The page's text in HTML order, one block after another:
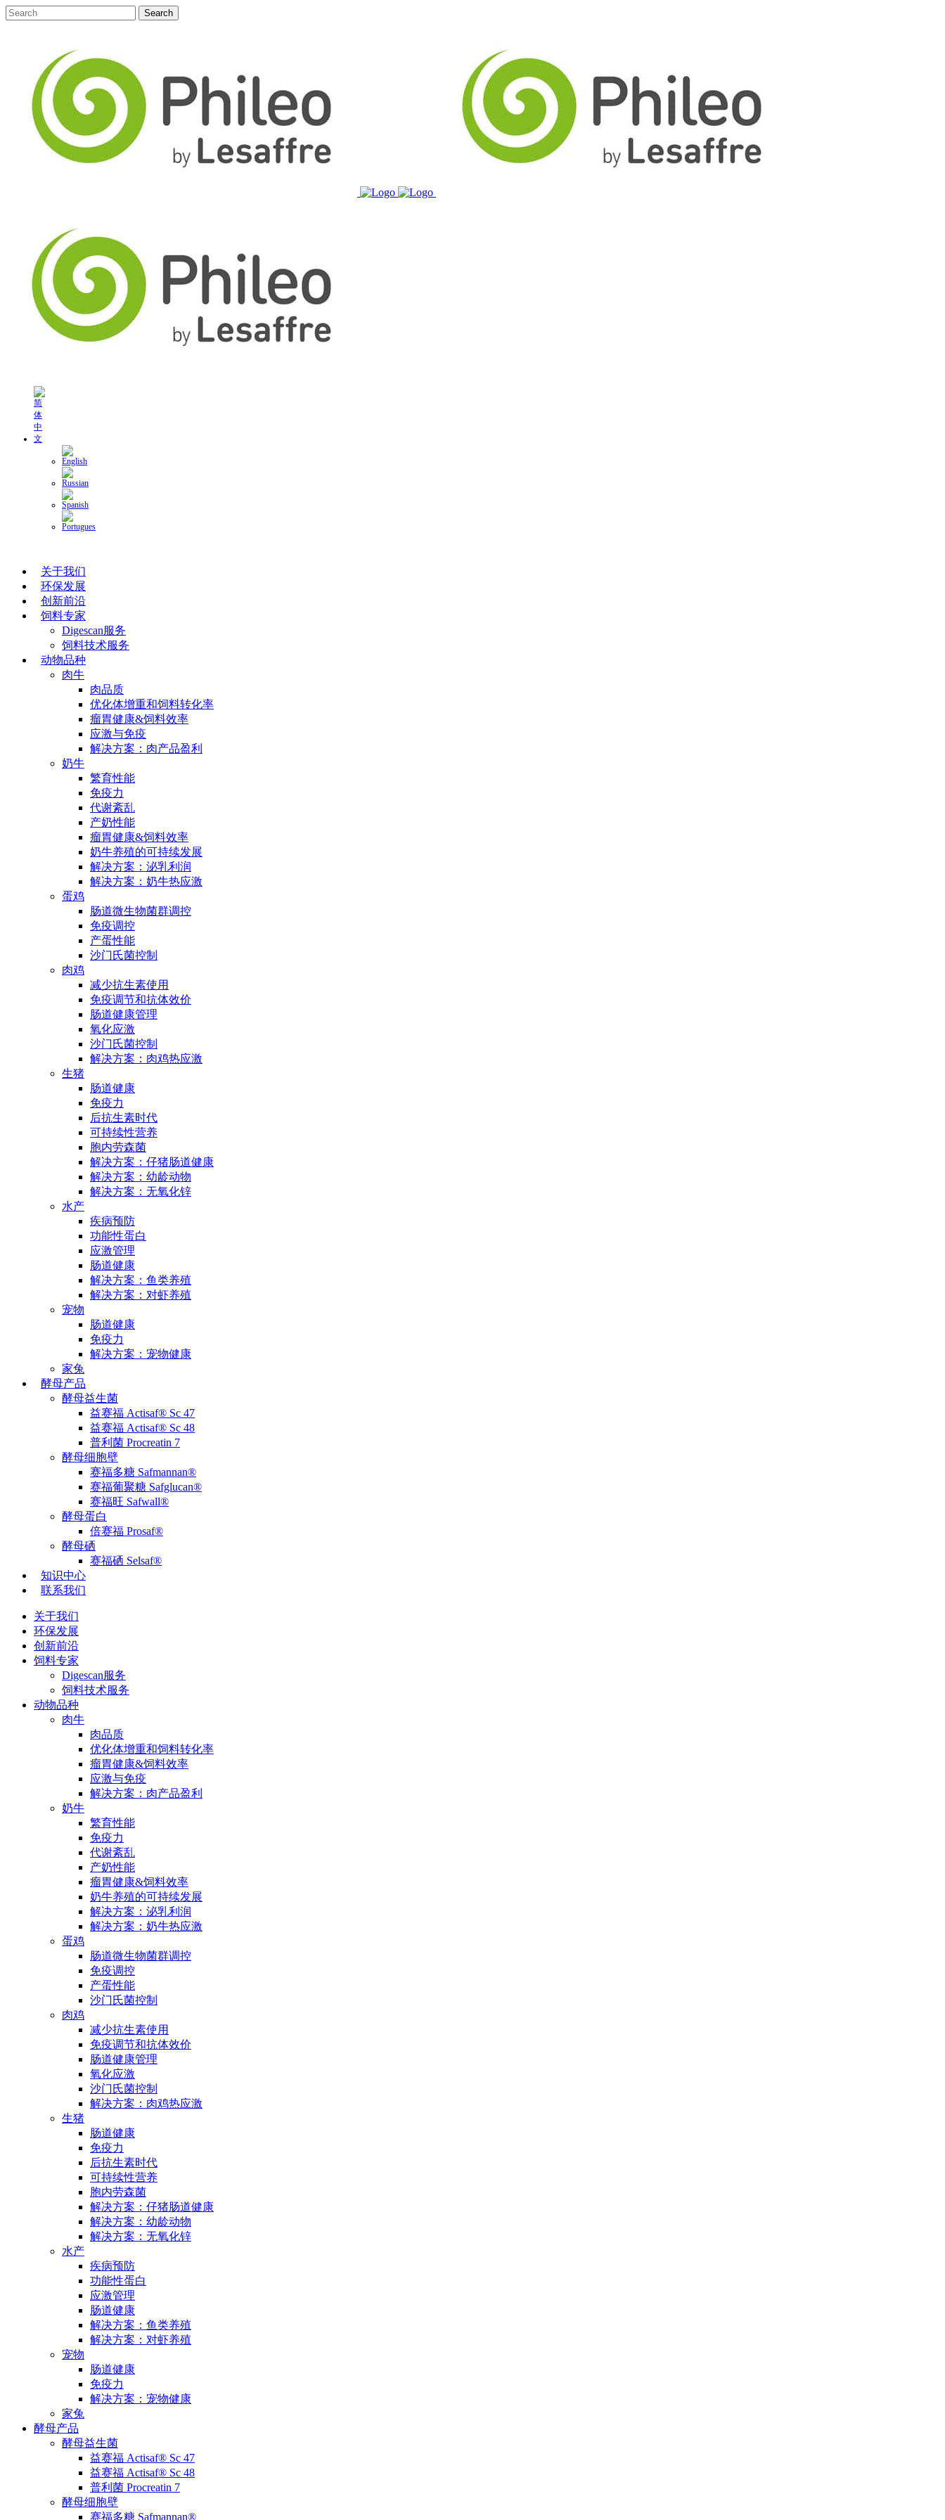
关于我们
环保发展
创新前沿
饲料专家
Digescan服务
饲料技术服务
动物品种
肉牛
肉品质
优化体增重和饲料转化率
瘤胃健康&饲料效率
应激与免疫
解决方案：肉产品盈利
奶牛
繁育性能
免疫力
代谢紊乱
产奶性能
瘤胃健康&饲料效率
奶牛养殖的可持续发展
解决方案：泌乳利润
解决方案：奶牛热应激
蛋鸡
肠道微生物菌群调控
免疫调控
产蛋性能
沙门氏菌控制
肉鸡
减少抗生素使用
免疫调节和抗体效价
肠道健康管理
氧化应激
沙门氏菌控制
解决方案：肉鸡热应激
生猪
肠道健康
免疫力
后抗生素时代
可持续性营养
胞内劳森菌
解决方案：仔猪肠道健康
解决方案：幼龄动物
解决方案：无氧化锌
水产
疾病预防
功能性蛋白
应激管理
肠道健康
解决方案：鱼类养殖
解决方案：对虾养殖
宠物
肠道健康
免疫力
解决方案：宠物健康
家兔
酵母产品
酵母益生菌
益赛福 Actisaf® Sc 47
益赛福 Actisaf® Sc 48
普利菌 Procreatin 7
酵母细胞壁
赛福多糖 Safmannan®
赛福葡聚糖 Safglucan®
赛福旺 Safwall®
酵母蛋白
倍赛福 Prosaf®
酵母硒
赛福硒 Selsaf®
知识中心
联系我们
关于我们
环保发展
创新前沿
饲料专家
Digescan服务
饲料技术服务
动物品种
肉牛
肉品质
优化体增重和饲料转化率
瘤胃健康&饲料效率
应激与免疫
解决方案：肉产品盈利
奶牛
繁育性能
免疫力
代谢紊乱
产奶性能
瘤胃健康&饲料效率
奶牛养殖的可持续发展
解决方案：泌乳利润
解决方案：奶牛热应激
蛋鸡
肠道微生物菌群调控
免疫调控
产蛋性能
沙门氏菌控制
肉鸡
减少抗生素使用
免疫调节和抗体效价
肠道健康管理
氧化应激
沙门氏菌控制
解决方案：肉鸡热应激
生猪
肠道健康
免疫力
后抗生素时代
可持续性营养
胞内劳森菌
解决方案：仔猪肠道健康
解决方案：幼龄动物
解决方案：无氧化锌
水产
疾病预防
功能性蛋白
应激管理
肠道健康
解决方案：鱼类养殖
解决方案：对虾养殖
宠物
肠道健康
免疫力
解决方案：宠物健康
家兔
酵母产品
酵母益生菌
益赛福 Actisaf® Sc 47
益赛福 Actisaf® Sc 48
普利菌 Procreatin 7
酵母细胞壁
赛福多糖 Safmannan®